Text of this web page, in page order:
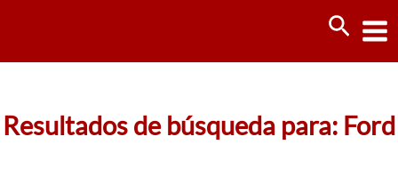
Resultados de búsqueda para: Ford